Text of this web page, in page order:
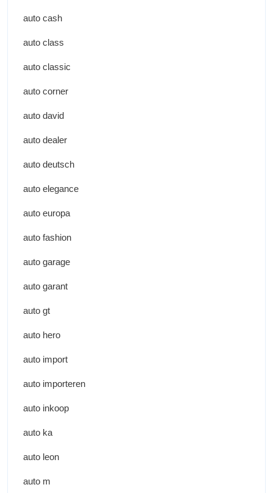
auto cash
auto class
auto classic
auto corner
auto david
auto dealer
auto deutsch
auto elegance
auto europa
auto fashion
auto garage
auto garant
auto gt
auto hero
auto import
auto importeren
auto inkoop
auto ka
auto leon
auto m